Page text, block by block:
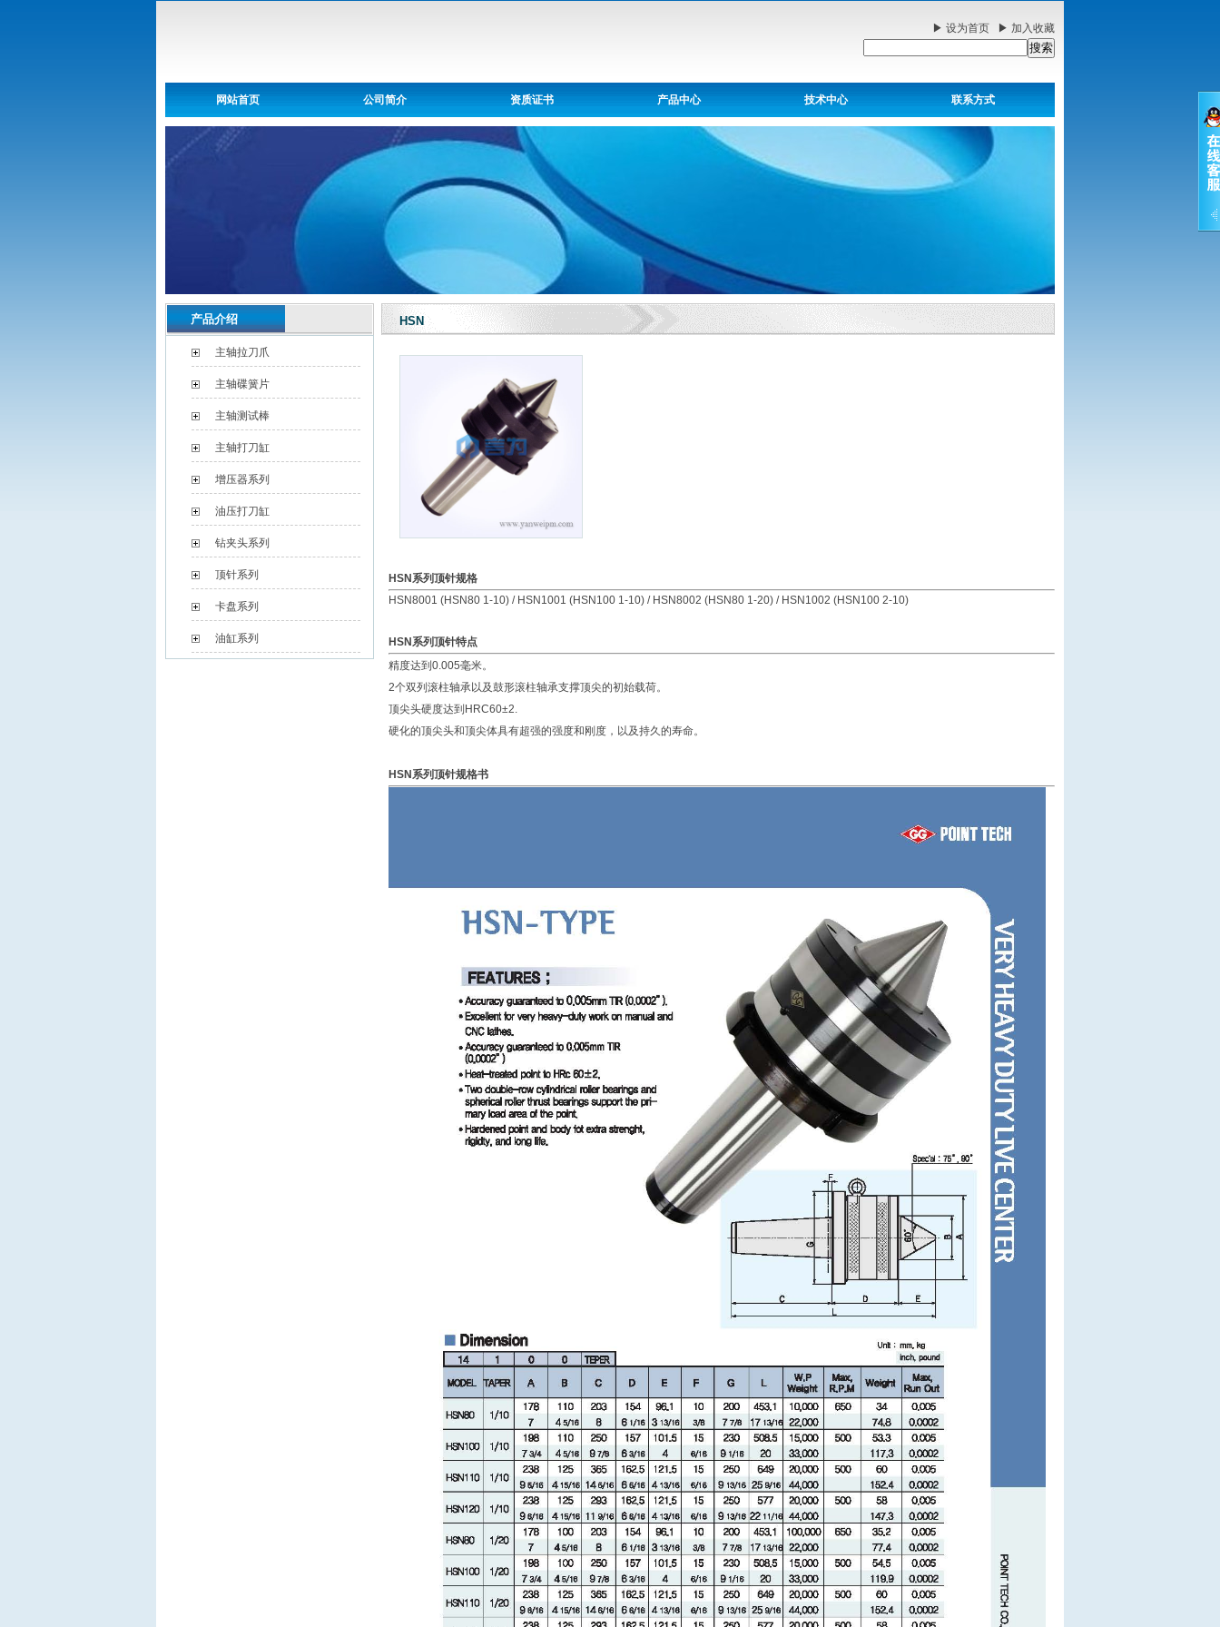
▶ 设为首页 ▶ 加入收藏
网站首页 公司简介 资质证书 产品中心 技术中心 联系方式
HSN
HSN系列顶针规格
HSN8001 (HSN80 1-10) / HSN1001 (HSN100 1-10) / HSN8002 (HSN80 1-20) / HSN1002 (HSN100 2-10)
HSN系列顶针特点
精度达到0.005毫米。
2个双列滚柱轴承以及鼓形滚柱轴承支撑顶尖的初始载荷。
顶尖头硬度达到HRC60±2.
硬化的顶尖头和顶尖体具有超强的强度和刚度，以及持久的寿命。
HSN系列顶针规格书
产品介绍
主轴拉刀爪
主轴碟簧片
主轴测试棒
主轴打刀缸
增压器系列
油压打刀缸
钻夹头系列
顶针系列
卡盘系列
油缸系列